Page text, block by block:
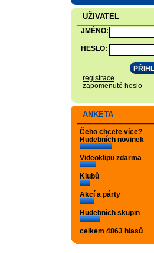
UŽIVATEL
JMÉNO:
HESLO:
registrace
zapomenuté heslo
ANKETA
Čeho chcete více?
Hudebních novinek
Videoklipů zdarma
Klubů
Akcí a párty
Hudebních skupin
celkem 4863 hlasů